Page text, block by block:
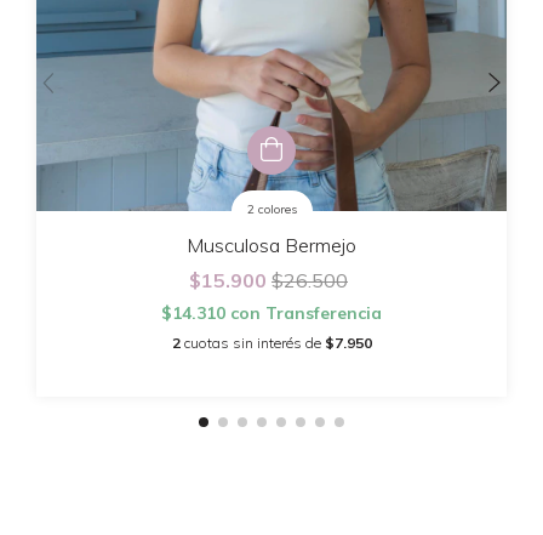
2 colores
Musculosa Bermejo
$15.900 $26.500
$14.310 con Transferencia
2 cuotas sin interés de $7.950